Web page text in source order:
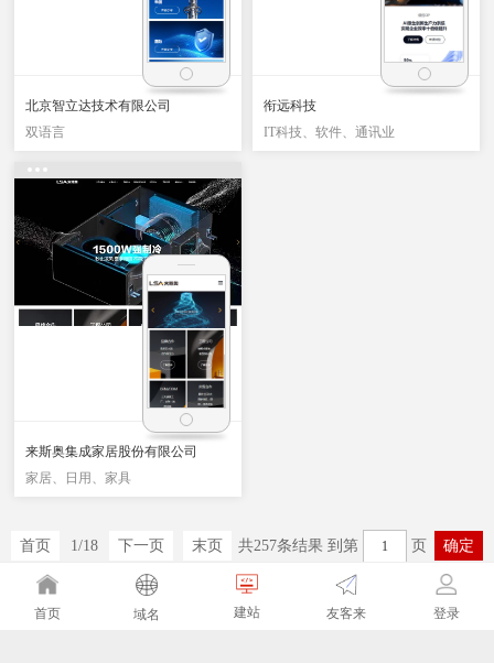
北京智立达技术有限公司
双语言
衔远科技
IT科技、软件、通讯业
来斯奥集成家居股份有限公司
家居、日用、家具
首页 1/18 下一页 末页 共257条结果 到第 页 确定
首页 域名 建站 友客来 登录